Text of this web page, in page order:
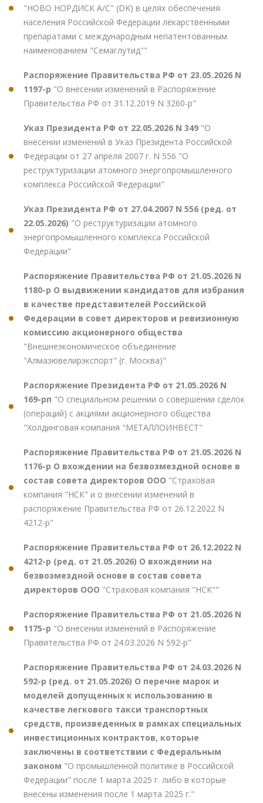
"НОВО НОРДИСК А/С" (DK) в целях обеспечения
населения Российской Федерации лекарственными
препаратами с международным непатентованным
наименованием "Семаглутид""
Распоряжение Правительства РФ от 23.05.2026 N
1197-р "О внесении изменений в Распоряжение
Правительства РФ от 31.12.2019 N 3260-р"
Указ Президента РФ от 22.05.2026 N 349 "О
внесении изменений в Указ Президента Российской
Федерации от 27 апреля 2007 г. N 556 "О
реструктуризации атомного энергопромышленного
комплекса Российской Федерации"
Указ Президента РФ от 27.04.2007 N 556 (ред. от
22.05.2026) "О реструктуризации атомного
энергопромышленного комплекса Российской
Федерации"
Распоряжение Правительства РФ от 21.05.2026 N
1180-р О выдвижении кандидатов для избрания
в качестве представителей Российской
Федерации в совет директоров и ревизионную
комиссию акционерного общества
"Внешнеэкономическое объединение
"Алмазювелирэкспорт" (г. Москва)"
Распоряжение Президента РФ от 21.05.2026 N
169-рп "О специальном решении о совершении сделок
(операций) с акциями акционерного общества
"Холдинговая компания "МЕТАЛЛОИНВЕСТ"
Распоряжение Правительства РФ от 21.05.2026 N
1176-р О вхождении на безвозмездной основе в
состав совета директоров ООО "Страховая
компания "НСК" и о внесении изменений в
распоряжение Правительства РФ от 26.12.2022 N
4212-р"
Распоряжение Правительства РФ от 26.12.2022 N
4212-р (ред. от 21.05.2026) О вхождении на
безвозмездной основе в состав совета
директоров ООО "Страховая компания "НСК""
Распоряжение Правительства РФ от 21.05.2026 N
1175-р "О внесении изменений в Распоряжение
Правительства РФ от 24.03.2026 N 592-р"
Распоряжение Правительства РФ от 24.03.2026 N
592-р (ред. от 21.05.2026) О перечне марок и
моделей допущенных к использованию в
качестве легкового такси транспортных
средств, произведенных в рамках специальных
инвестиционных контрактов, которые
заключены в соответствии с Федеральным
законом "О промышленной политике в Российской
Федерации" после 1 марта 2025 г. либо в которые
внесены изменения после 1 марта 2025 г."